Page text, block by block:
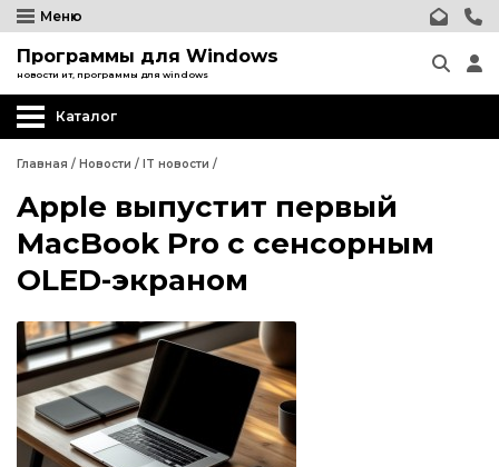
Меню
Программы для Windows
новости ит, программы для windows
Каталог
Главная / Новости / IT новости /
Apple выпустит первый
MacBook Pro с сенсорным
OLED-экраном